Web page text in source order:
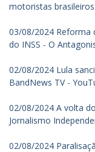
motoristas
03/08/2024 Reforma
do INSS - O
02/08/2024 Lula
BandNews TV -
02/08/2024 A volta
Jornalismo
02/08/2024